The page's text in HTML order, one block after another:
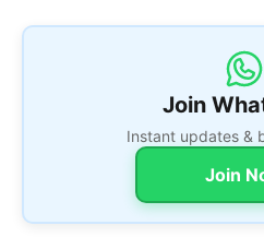
Join
Instant updates &
Join